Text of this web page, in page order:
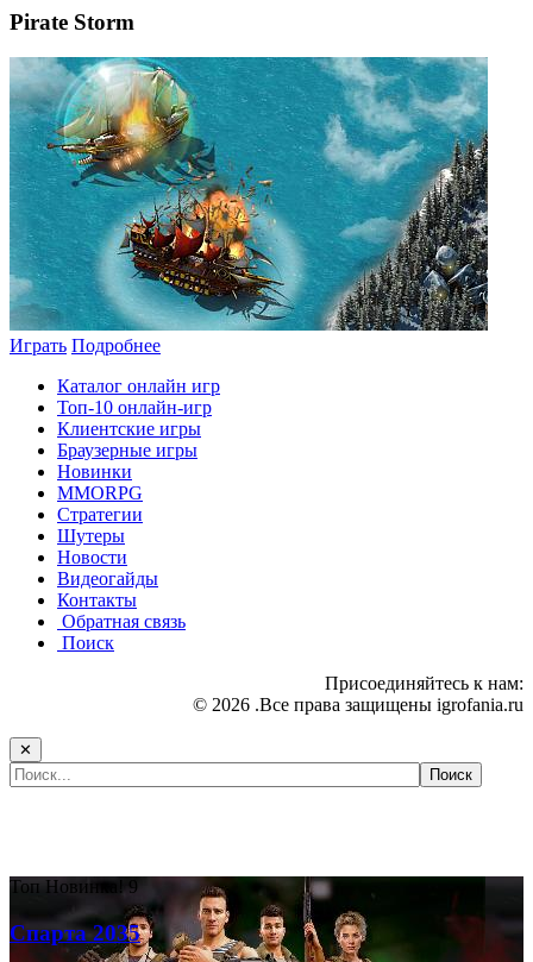
Pirate Storm
Играть Подробнее
Каталог онлайн игр
Топ-10 онлайн-игр
Клиентские игры
Браузерные игры
Новинки
MMORPG
Стратегии
Шутеры
Новости
Видеогайды
Контакты
Обратная связь
Поиск
Присоединяйтесь к нам:
© 2026 .Все права защищены igrofania.ru
✕
Топ Новинка! 9
Спарта 2035